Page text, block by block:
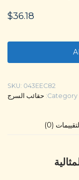
$36.18
SKU: 043EEC82
Category: حقائب السرج
(0)